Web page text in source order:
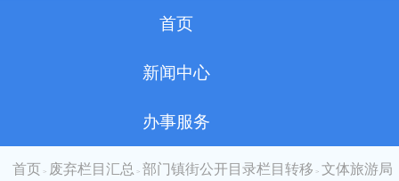
首页
新闻中心
办事服务
首页 > 废弃栏目汇总 > 部门镇街公开目录栏目转移 > 文体旅游局